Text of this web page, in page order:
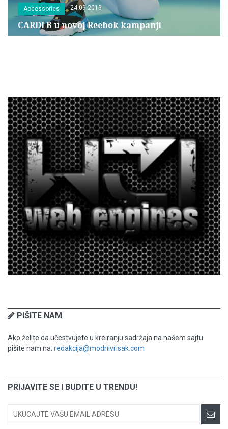
Accessories 24.09.2019
CARDI B u novoj Reebok kampanji
PIŠITE NAM
Ako želite da učestvujete u kreiranju sadržaja na našem sajtu
pišite nam na: redakcija@modnivrisak.com
PRIJAVITE SE I BUDITE U TRENDU!